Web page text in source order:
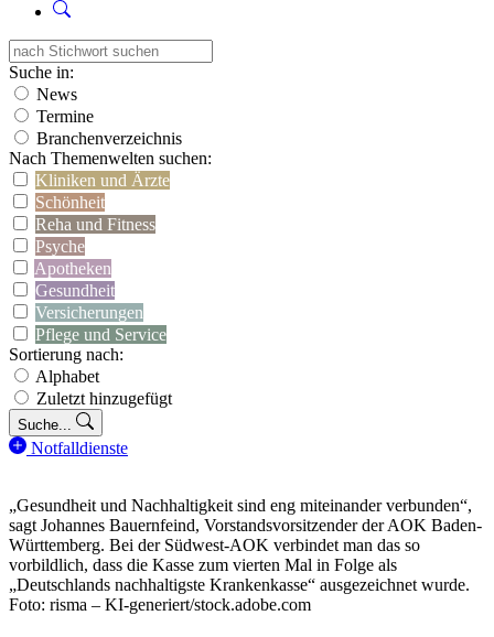
Suche in:
News
Termine
Branchenverzeichnis
Nach Themenwelten suchen:
Kliniken und Ärzte
Schönheit
Reha und Fitness
Psyche
Apotheken
Gesundheit
Versicherungen
Pflege und Service
Sortierung nach:
Alphabet
Zuletzt hinzugefügt
Suche...
Notfalldienste
„Gesundheit und Nachhaltigkeit sind eng miteinander verbunden“,
sagt Johannes Bauernfeind, Vorstandsvorsitzender der AOK Baden-
Württemberg. Bei der Südwest-AOK verbindet man das so
vorbildlich, dass die Kasse zum vierten Mal in Folge als
„Deutschlands nachhaltigste Krankenkasse“ ausgezeichnet wurde.
Foto: risma – KI-generiert/stock.adobe.com